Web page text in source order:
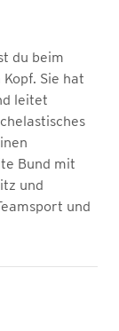
du beim
Sie hat
leitet
Bund mit
und
und